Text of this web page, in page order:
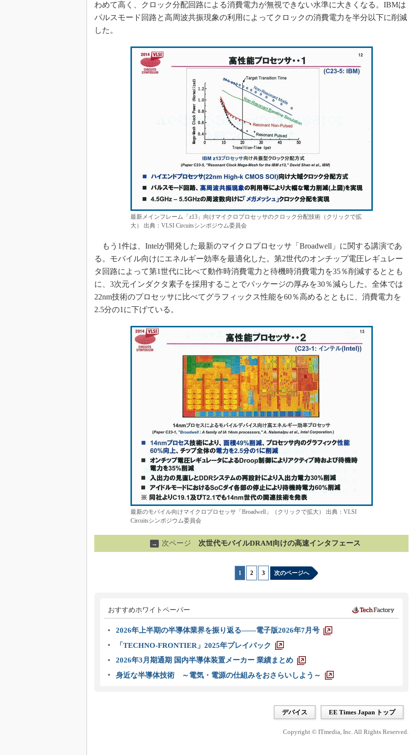
わめて高く、クロック分配回路による消費電力が無視できない水準に大きくなる。IBMは
パルスモード回路と高周波共振現象の利用によってクロックの消費電力を半分以下に削減
した。
最新メインフレーム「z13」向けマイクロプロセッサのクロック分配技術（クリックで拡
大） 出典：VLSI Circuitsシンポジウム委員会
もう1件は、Intelが開発した最新のマイクロプロセッサ「Broadwell」に関する講演であ
る。モバイル向けにエネルギー効率を最適化した。第2世代のオンチップ電圧レギュレー
タ回路によって第1世代に比べて動作時消費電力と待機時消費電力を35％削減するととも
に、3次元インダクタ素子を採用することでパッケージの厚みを30％減らした。全体では
22nm技術のプロセッサに比べてグラフィックス性能を60％高めるとともに、消費電力を
2.5分の1に下げている。
最新のモバイル向けマイクロプロセッサ「Broadwell」（クリックで拡大） 出典：VLSI
Circuitsシンポジウム委員会
→ 次ページ 次世代モバイルDRAM向けの高速インタフェース
1 2 3 次のページへ
おすすめホワイトペーパー
2026年上半期の半導体業界を振り返る――電子版2026年7月号
「TECHNO-FRONTIER」2025年プレイバック
2026年3月期通期 国内半導体装置メーカー 業績まとめ
身近な半導体技術 ～電気・電源の仕組みをおさらいしよう～
デバイス EE Times Japan トップ
Copyright © ITmedia, Inc. All Rights Reserved.